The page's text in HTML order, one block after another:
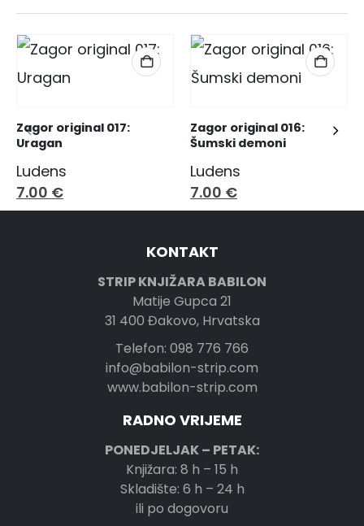
Zagor original 017:
Uragan
Ludens
7.00 €
Zagor original 016:
Šumski demoni
Ludens
7.00 €
KONTAKT
STRIP KNJIŽARA BABILON
Matije Gupca 21
31 400 Đakovo, Hrvatska
Telefon: 098 776 766
info@babilon-strip.com
www.babilon-strip.com
RADNO VRIJEME
PONEDJELJAK – PETAK:
Knjižara: 8 h – 15 h
Skladište: 6 h – 24 h
ili po dogovoru